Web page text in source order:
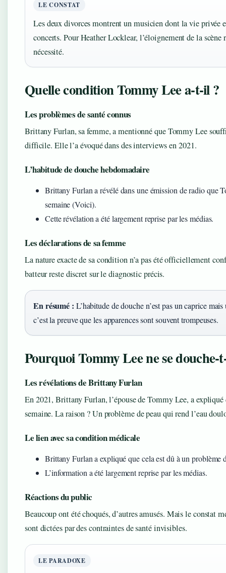
LE CONSTAT
Les deux divorces montrent un musicien dont la vie privée
concerts. Pour Heather Locklear, l’éloignement de la scène
nécessité.
Quelle condition Tommy Lee a-t-il ?
Les problèmes de santé connus
Brittany Furlan, sa femme, a mentionné que Tommy Lee
difficile. Elle l’a évoqué dans des interviews en 2021.
L’habitude de douche hebdomadaire
Brittany Furlan a révélé dans une émission de radio que
semaine (Voici).
Cette révélation a été largement reprise par les médias.
Les déclarations de sa femme
La nature exacte de sa condition n’a pas été officiellement
batteur reste discret sur le diagnostic précis.
En résumé : L’habitude de douche n’est pas un caprice
c’est la preuve que les apparences sont souvent trompeuses.
Pourquoi Tommy Lee ne se douche-
Les révélations de Brittany Furlan
En 2021, Brittany Furlan, l’épouse de Tommy Lee, a expliqué
semaine. La raison ? Un problème de peau qui rend l’eau
Le lien avec sa condition médicale
Brittany Furlan a expliqué que cela est dû à un problème
L’information a été largement reprise par les médias.
Réactions du public
Beaucoup ont été choqués, d’autres amusés. Mais le constat
sont dictées par des contraintes de santé invisibles.
LE PARADOXE